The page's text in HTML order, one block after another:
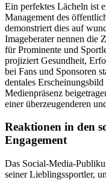
Ein perfektes Lächeln ist
Management des
demonstriert dies auf
Imageberater nennen die
für Prominente und
projiziert Gesundheit,
bei Fans und Sponsoren
dentales
Medienpräsenz
einer überzeugenderen
Reaktionen in den
Engagement
Das Social-Media-
seiner Lieblingssportler,